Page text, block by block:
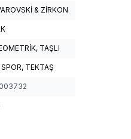
& ZİRKON
TAŞLI
TEKTAŞ